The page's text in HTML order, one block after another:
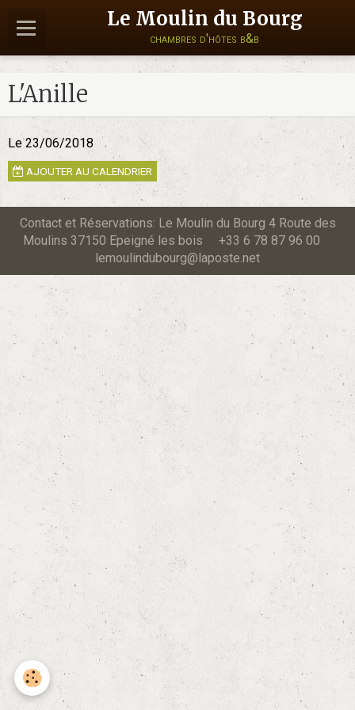
Le Moulin du Bourg
chambres d'hôtes b&b
L'Anille
Le 23/06/2018
AJOUTER AU CALENDRIER
Contact et Réservations: Le Moulin du Bourg 4 Route des
Moulins 37150 Epeigné les bois +33 6 78 87 96 00
lemoulindubourg@laposte.net